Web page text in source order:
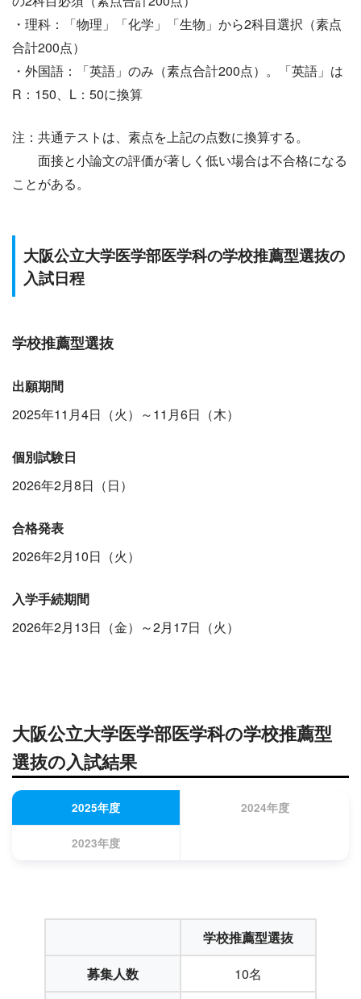
・理科：「物理」「化学」「生物」から2科目選択（素点
合計200点）
・外国語：「英語」のみ（素点合計200点）。「英語」は
R：150、L：50に換算
注：共通テストは、素点を上記の点数に換算する。
面接と小論文の評価が著しく低い場合は不合格になる
ことがある。
大阪公立大学医学部医学科の学校推薦型選抜の
入試日程
学校推薦型選抜
出願期間
2025年11月4日（火）～11月6日（木）
個別試験日
2026年2月8日（日）
合格発表
2026年2月10日（火）
入学手続期間
2026年2月13日（金）～2月17日（火）
大阪公立大学医学部医学科の学校推薦型
選抜の入試結果
2025年度 2024年度
2023年度
学校推薦型選抜
募集人数
10名